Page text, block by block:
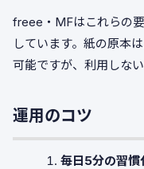
freee・MFはこれらの
しています。紙の原本
可能ですが、利用しな
運用のコツ
毎日5分の習慣